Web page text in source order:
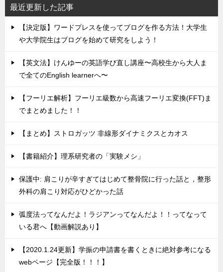
最近更新した記事
【決定版】ワードプレスを使ってブログを作る方法！大学生
や大学院生はブログを始めて研究をしよう！
【英文法】けんゆーの英語学び直し講座〜高校生から大人ま
で全てのEnglish learnerへ〜
【フーリエ解析】フーリエ級数から高速フーリエ変換(FFT)ま
でまとめました！！
【まとめ】ストロガッツ 非線形ダイナミクスとカオス
【書籍紹介】理系研究者の「実験メシ」
保護中: 肩こりが辛すぎてはじめて整骨院に行った話と，整形
外科の肩こり対応がひどかった話
弧度法ってなんだよ！ラジアンってなんだよ！！ってなって
いる君へ【動画解説あり】
【2020.1.24更新】学振の申請書を書くときに絶対参考になる
webページ【完全版！！！】